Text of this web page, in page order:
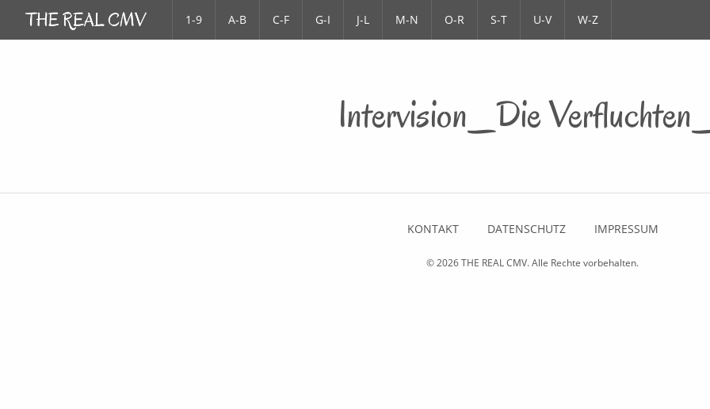
1-9 A-B C-F G-I J-L M-N O-R S-T U-V W-Z
Intervision_Die
KONTAKT DATENSCHUTZ IMPRESSUM
© 2026THE REAL CMV. Alle Rechte vorbehalten.